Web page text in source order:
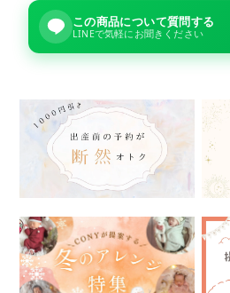
この商品について質問する
LINEで気軽にお聞きください